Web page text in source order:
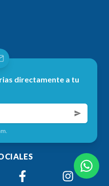
directamente a tu